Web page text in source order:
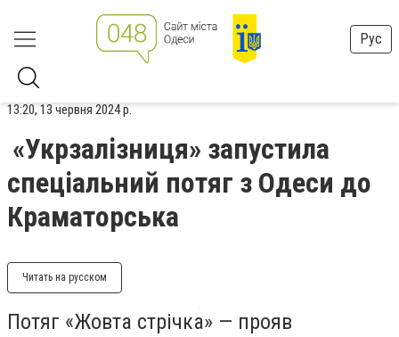
Рус
13:20, 13 червня 2024 р.
«Укрзалізниця» запустила
спеціальний потяг з Одеси до
Краматорська
Читать на русском
Потяг «Жовта стрічка» — прояв